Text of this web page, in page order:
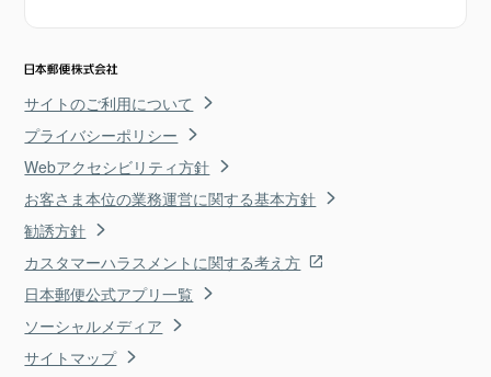
サイトのご利用について
プライバシーポリシー
Webアクセシビリティ方針
お客さま本位の業務運営に関する基本方針
勧誘方針
カスタマーハラスメントに関する考え方
日本郵便公式アプリ一覧
ソーシャルメディア
サイトマップ